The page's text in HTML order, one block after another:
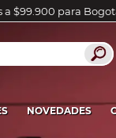
$99.900 para
NOVEDADES